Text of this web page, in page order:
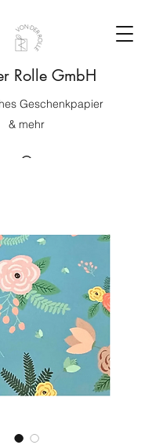
Rolle GmbH
Geschenkpapier
& mehr